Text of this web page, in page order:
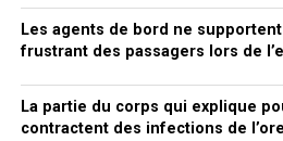
Les agents de bord ne
frustrant des passagers lors de
La partie du corps qui explique
contractent des infections de